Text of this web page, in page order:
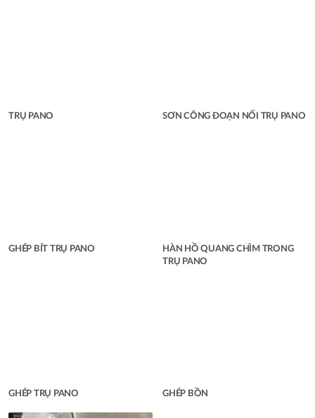
TRỤ PANO SƠN CÔNG ĐOẠN NỐI TRỤ PANO
GHÉP BÍT TRỤ PANO
HÀN HỒ QUANG CHÌM TRONG
TRỤ PANO
GHÉP TRỤ PANO GHÉP BỒN